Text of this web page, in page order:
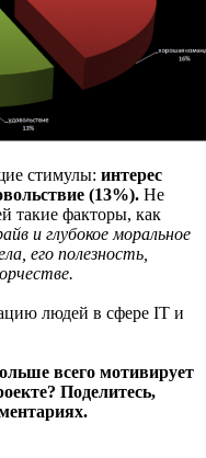
стимулы: интерес
(13%). Не
такие факторы, как
и глубокое моральное
его полезность,
людей в сфере IT и
всего мотивирует
Поделитесь,